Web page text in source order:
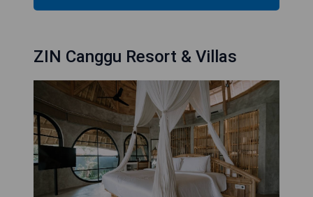
ZIN Canggu Resort & Villas